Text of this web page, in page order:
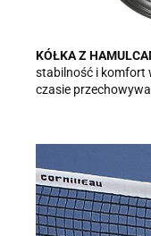
KÓŁKA Z
stabilność i komfort
czasie